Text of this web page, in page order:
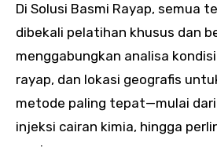
Di Solusi Basmi Rayap, semua
dibekali pelatihan khusus dan
menggabungkan analisa
rayap, dan lokasi geografis
metode paling tepat—mulai
injeksi cairan kimia, hingga